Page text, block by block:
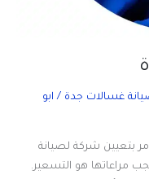
غسالات جدة / ابو
بتعيين شركة لصيانة
مراعاتها هو التسعير.